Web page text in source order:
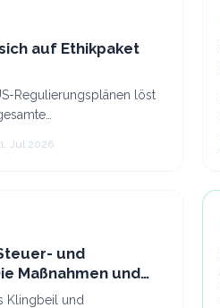
auf Ethikpaket
Regulierungsplänen löst
21.
Jul 2026
und
Maßnahmen und
Klingbeil und